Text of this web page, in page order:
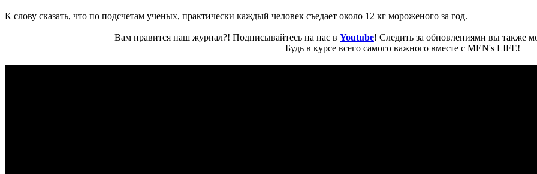
К слову сказать, что по подсчетам ученых, практически каждый человек съедает около 12 кг мороженого за год.
Вам нравится наш журнал?! Подписывайтесь на нас в Youtube! Следить за обновлениями вы также
Будь в курсе всего самого важного вместе с MEN's LIFE!